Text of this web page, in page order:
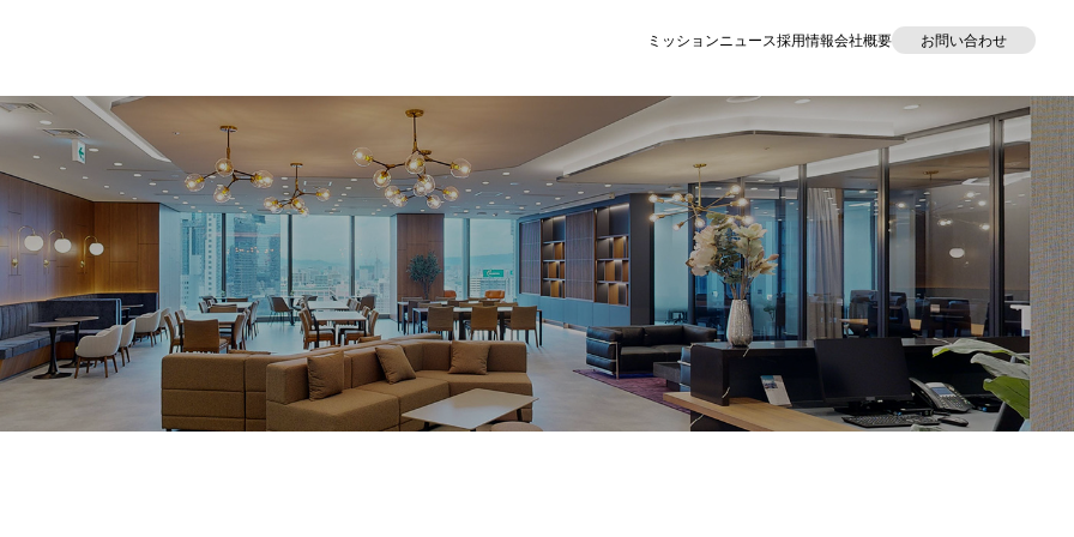
ミッションニュース採用情報会社概要 お問い合わせ